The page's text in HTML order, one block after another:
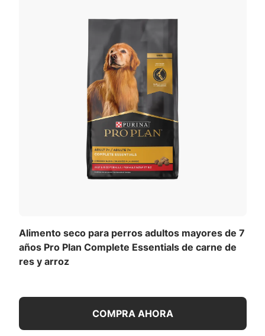
Alimento seco para perros adultos mayores de 7
años Pro Plan Complete Essentials de carne de
res y arroz
COMPRA AHORA